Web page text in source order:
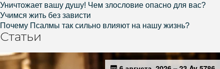
Уничтожает вашу душу! Чем злословие опасно для вас?
Учимся жить без зависти
Почему Псалмы так сильно влияют на нашу жизнь?
Статьи